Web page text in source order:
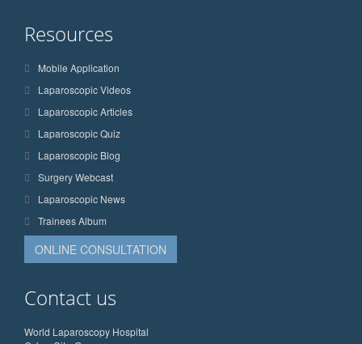
Resources
Mobile Application
Laparoscopic Videos
Laparoscopic Articles
Laparoscopic Quiz
Laparoscopic Blog
Surgery Webcast
Laparoscopic News
Trainees Album
ONLINE CONSULTATION
Contact us
World Laparoscopy Hospital